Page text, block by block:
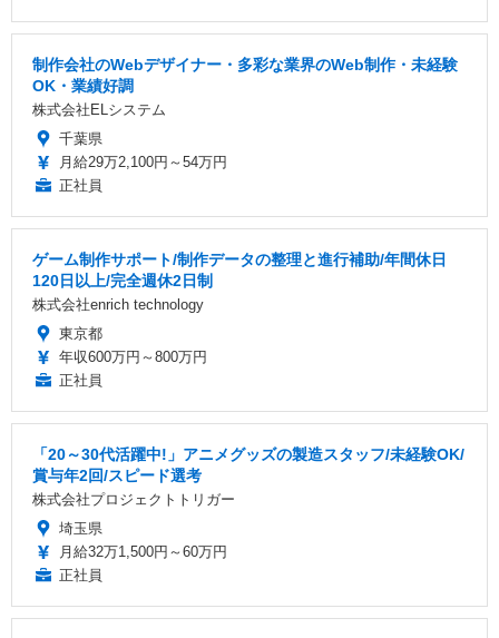
制作会社のWebデザイナー・多彩な業界のWeb制作・未経験
OK・業績好調
株式会社ELシステム
千葉県
月給29万2,100円～54万円
正社員
ゲーム制作サポート/制作データの整理と進行補助/年間休日
120日以上/完全週休2日制
株式会社enrich technology
東京都
年収600万円～800万円
正社員
「20～30代活躍中!」アニメグッズの製造スタッフ/未経験OK/
賞与年2回/スピード選考
株式会社プロジェクトトリガー
埼玉県
月給32万1,500円～60万円
正社員